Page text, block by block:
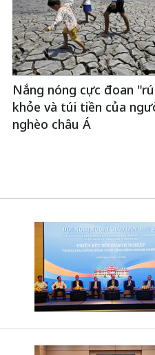
Nắng nóng cực đoan
khỏe và túi tiền của
nghèo châu Á